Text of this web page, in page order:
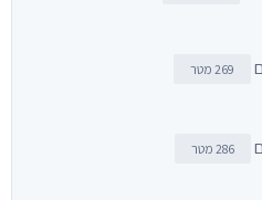
269 מטר
286 מטר